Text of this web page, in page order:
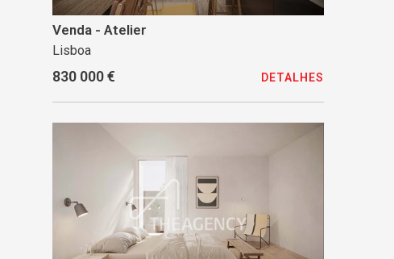
Venda - Atelier
Lisboa
830 000 € DETALHES